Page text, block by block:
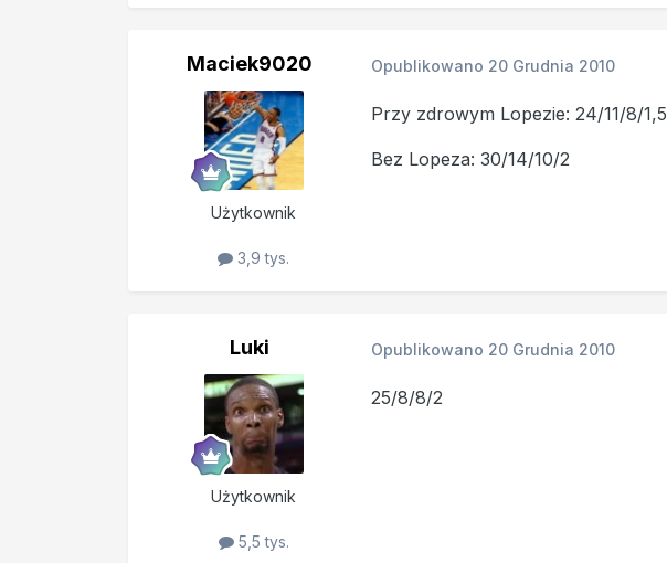
Maciek9020
Użytkownik
3,9 tys.
Opublikowano 20 Grudnia 2010
Przy zdrowym Lopezie: 24/11/8/1,5
Bez Lopeza: 30/14/10/2
Luki
Użytkownik
5,5 tys.
Opublikowano 20 Grudnia 2010
25/8/8/2